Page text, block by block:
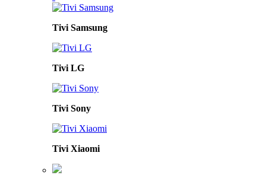
Tivi Samsung
Tivi LG
Tivi Sony
Tivi Xiaomi